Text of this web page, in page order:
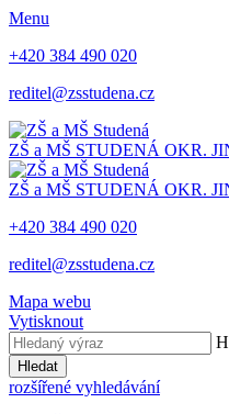
Menu
+420 384 490 020
reditel@zsstudena.cz
ZŠ a MŠ STUDENÁ OKR.
ZŠ a MŠ STUDENÁ OKR.
+420 384 490 020
reditel@zsstudena.cz
Mapa webu
Vytisknout
Hledat
rozšířené vyhledávání